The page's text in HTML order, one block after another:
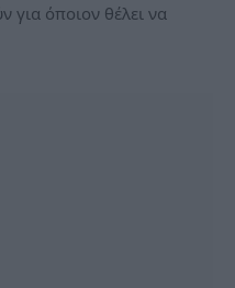
για όποιον θέλει να